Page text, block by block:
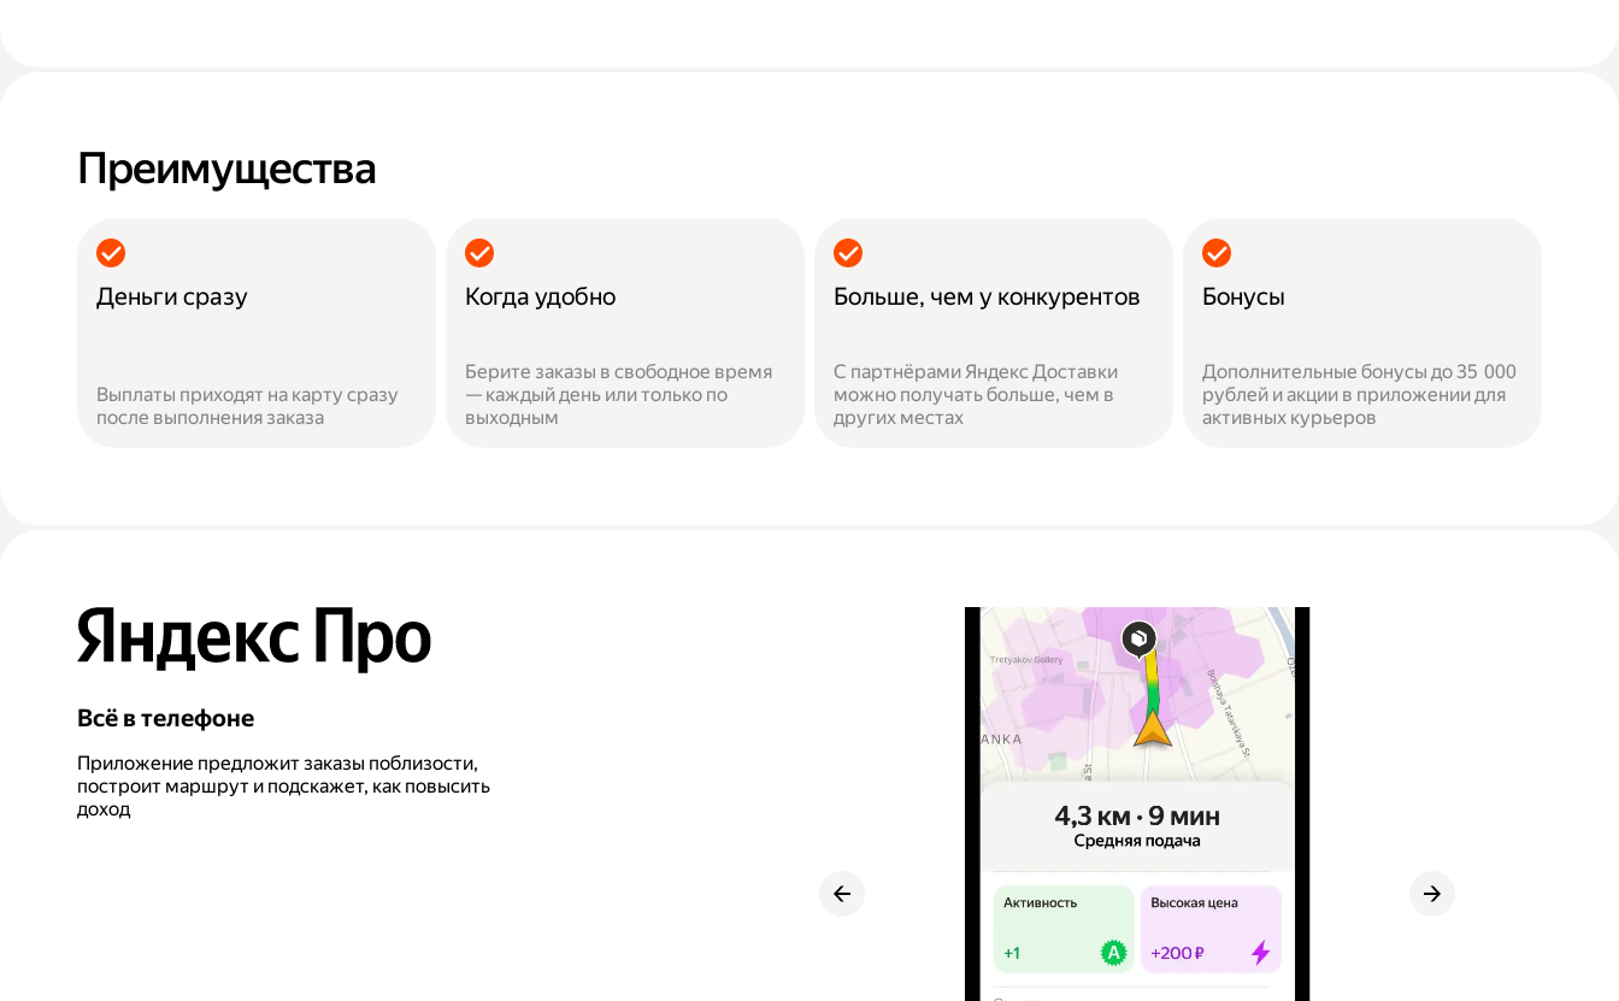
Преимущества
Деньги сразу
Выплаты приходят на карту сразу
после выполнения заказа
Когда удобно
Берите заказы в свободное время
— каждый день или только по
выходным
Больше, чем у конкурентов
С партнёрами Яндекс Доставки
можно получать больше, чем в
других местах
Бонусы
Дополнительные бонусы до 35 000
рублей и акции в приложении для
активных курьеров
Всё в телефоне
Приложение предложит заказы поблизости,
построит маршрут и подскажет, как повысить
доход